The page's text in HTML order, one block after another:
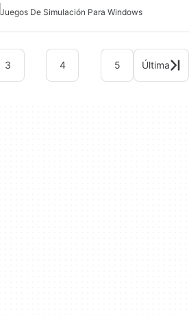
Juegos De Simulación Para Windows
3 4 5 Última